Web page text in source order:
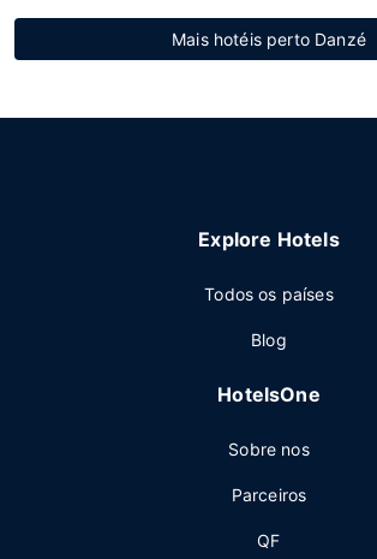
Mais hotéis perto Danzé
Explore Hotels
Todos os países
Blog
HotelsOne
Sobre nos
Parceiros
QF